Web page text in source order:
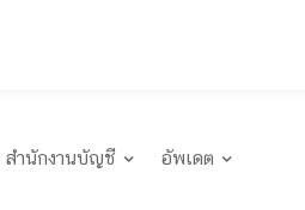
สำนักงานบัญชี
อัพเดต